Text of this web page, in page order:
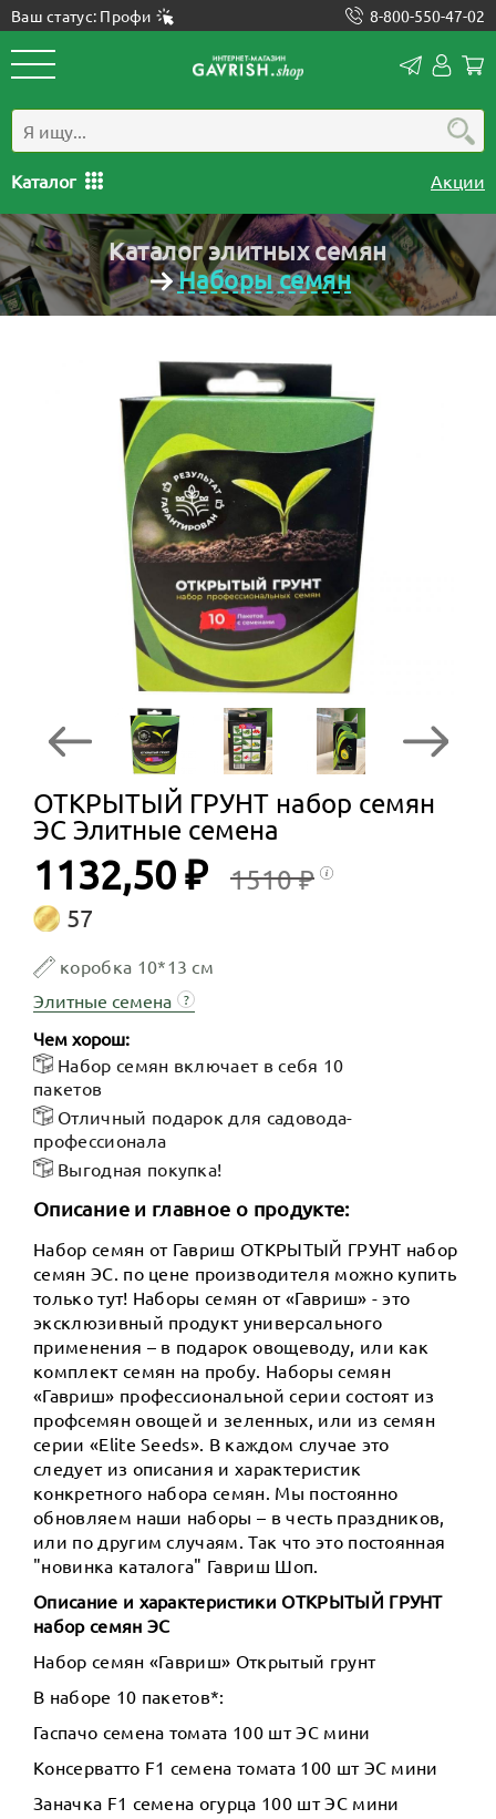
Ваш статус: Профи 8-800-550-47-02
Каталог Акции
Каталог элитных семян
Наборы семян
ОТКРЫТЫЙ ГРУНТ набор семян
ЭС Элитные семена
1132,50 ₽ 1510 ₽
57
коробка 10*13 см
Элитные семена
?
Чем хорош:
Набор семян включает в себя 10
пакетов
Отличный подарок для садовода-
профессионала
Выгодная покупка!
Описание и главное о продукте:
Набор семян от Гавриш ОТКРЫТЫЙ ГРУНТ набор
семян ЭС. по цене производителя можно купить
только тут! Наборы семян от «Гавриш» - это
эксклюзивный продукт универсального
применения – в подарок овощеводу, или как
комплект семян на пробу. Наборы семян
«Гавриш» профессиональной серии состоят из
профсемян овощей и зеленных, или из семян
серии «Elite Seeds». В каждом случае это
следует из описания и характеристик
конкретного набора семян. Мы постоянно
обновляем наши наборы – в честь праздников,
или по другим случаям. Так что это постоянная
"новинка каталога" Гавриш Шоп.
Описание и характеристики ОТКРЫТЫЙ ГРУНТ
набор семян ЭС
Набор семян «Гавриш» Открытый грунт
В наборе 10 пакетов*:
Гаспачо семена томата 100 шт ЭС мини
Консерватто F1 семена томата 100 шт ЭС мини
Заначка F1 семена огурца 100 шт ЭС мини